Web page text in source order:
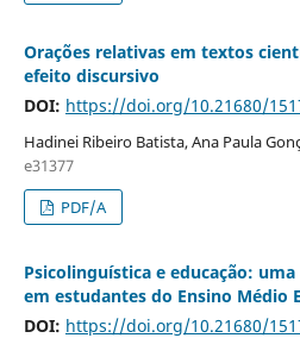
Orações relativas em textos
efeito discursivo
DOI: https://doi.org/10.21680/
Hadinei Ribeiro Batista, Ana Paula
e31377
PDF/A
Psicolinguística e educação:
em estudantes do Ensino Médio
DOI: https://doi.org/10.21680/